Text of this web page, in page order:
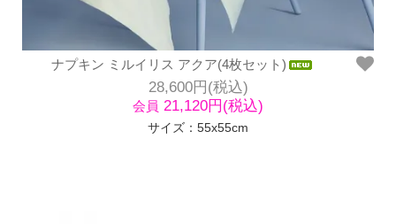
ナプキン ミルイリス アクア(4枚セット)
28,600円(税込)
会員 21,120円(税込)
サイズ：55x55cm